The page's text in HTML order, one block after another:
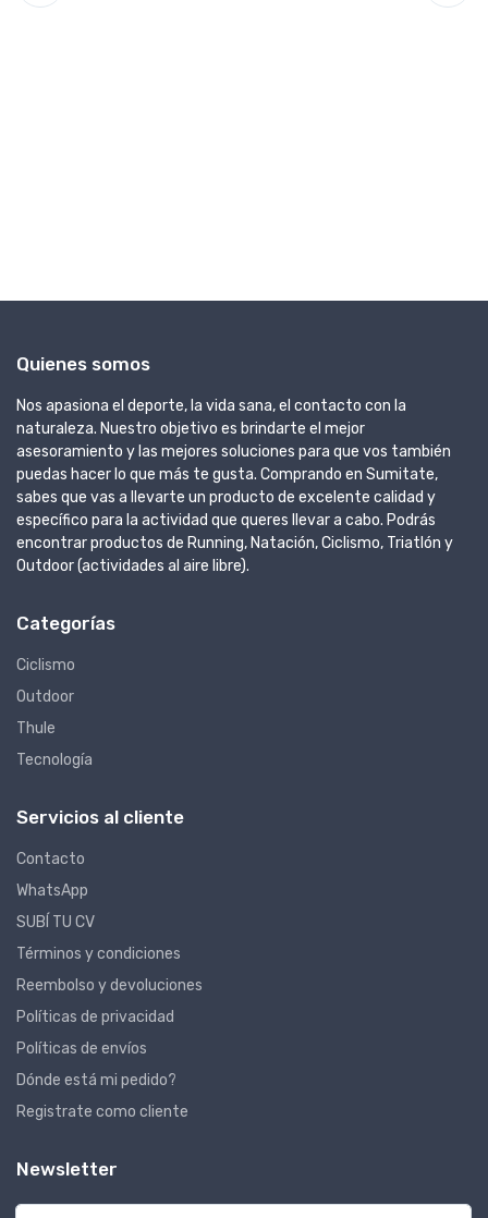
Quienes somos
Nos apasiona el deporte, la vida sana, el contacto con la
naturaleza. Nuestro objetivo es brindarte el mejor
asesoramiento y las mejores soluciones para que vos también
puedas hacer lo que más te gusta. Comprando en Sumitate,
sabes que vas a llevarte un producto de excelente calidad y
específico para la actividad que queres llevar a cabo. Podrás
encontrar productos de Running, Natación, Ciclismo, Triatlón y
Outdoor (actividades al aire libre).
Categorías
Ciclismo
Outdoor
Thule
Tecnología
Servicios al cliente
Contacto
WhatsApp
SUBÍ TU CV
Términos y condiciones
Reembolso y devoluciones
Políticas de privacidad
Políticas de envíos
Dónde está mi pedido?
Registrate como cliente
Newsletter